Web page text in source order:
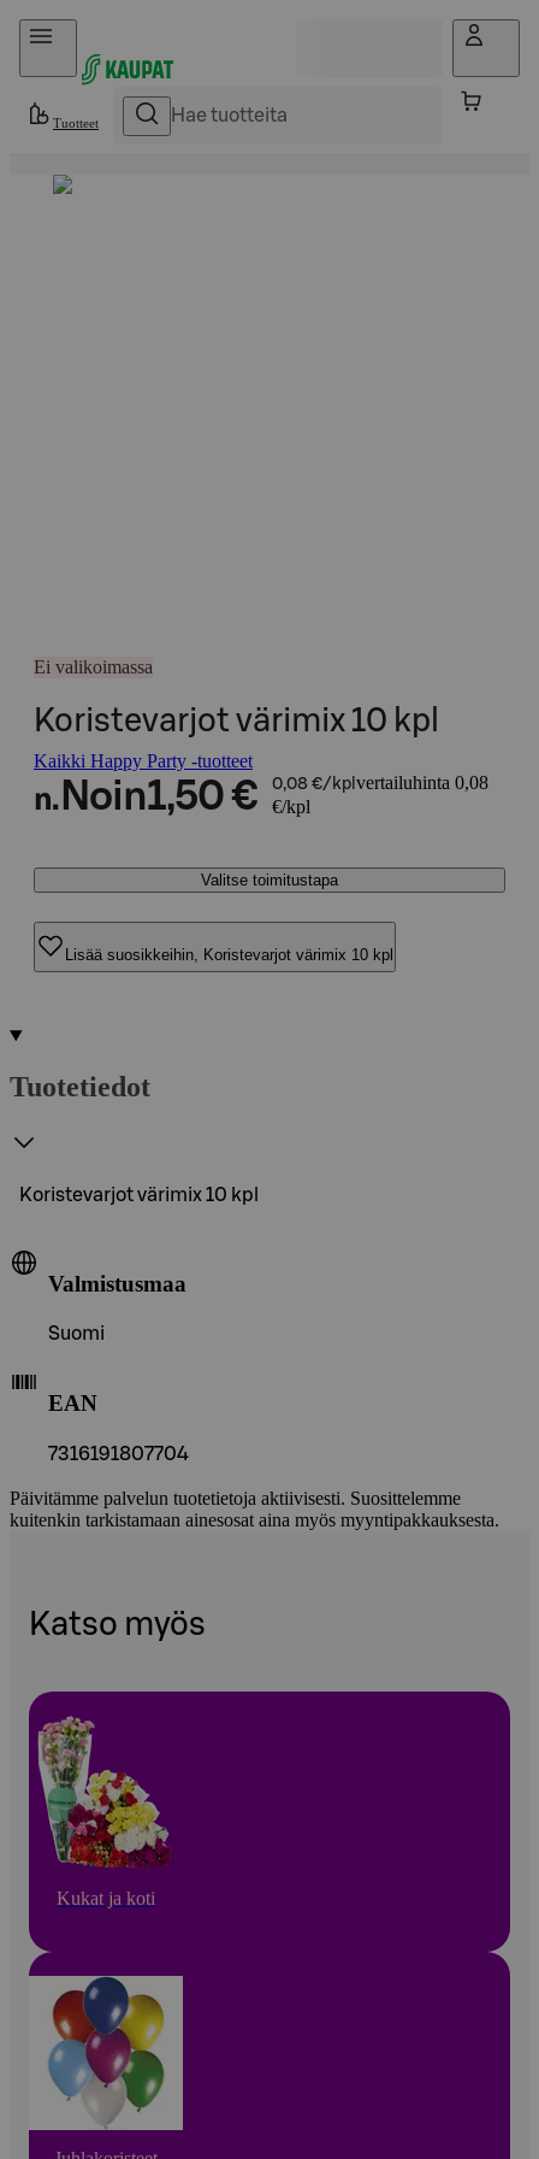
Hyppää sisältöön
Tuotteet
Ei valikoimassa
Koristevarjot värimix 10 kpl
Kaikki Happy Party -tuotteet
n. Noin1,50 € 0,08 €/kpl vertailuhinta 0,08
€/kpl
Valitse toimitustapa
Lisää suosikkeihin, Koristevarjot värimix 10 kpl
Tuotetiedot
Koristevarjot värimix 10 kpl
Valmistusmaa
Suomi
EAN
7316191807704
Päivitämme palvelun tuotetietoja aktiivisesti. Suosittelemme
kuitenkin tarkistamaan ainesosat aina myös myyntipakkauksesta.
Katso myös
Kukat ja koti